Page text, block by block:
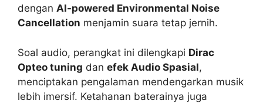
dengan AI-powered Environmental Noise
Cancellation menjamin suara tetap jernih.
Soal audio, perangkat ini dilengkapi Dirac
Opteo tuning dan efek Audio Spasial,
menciptakan pengalaman mendengarkan musik
lebih imersif. Ketahanan baterainya juga